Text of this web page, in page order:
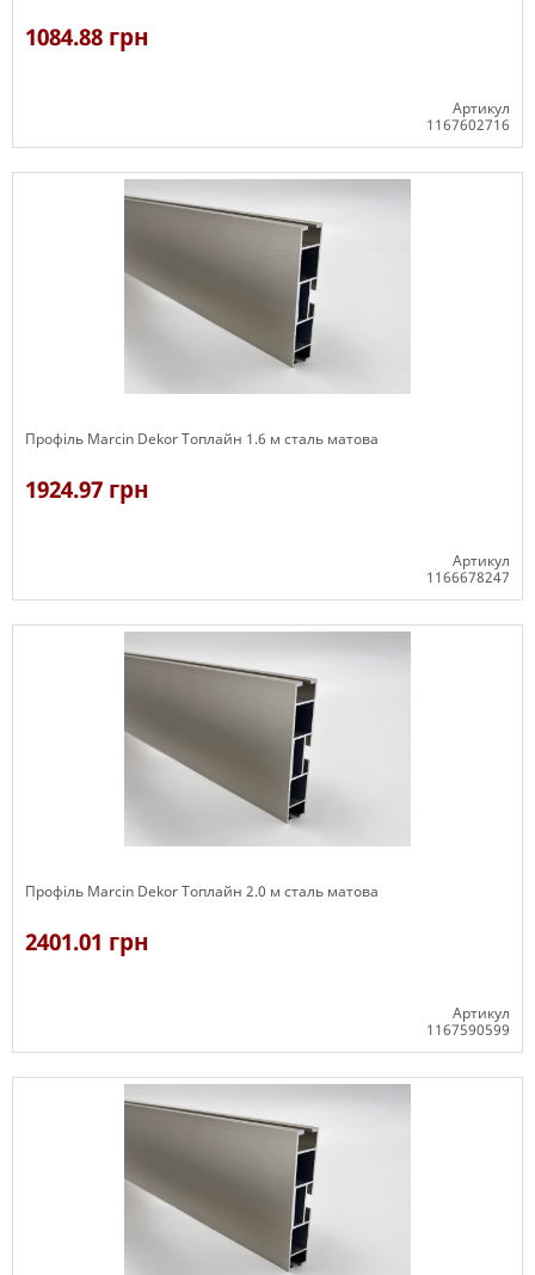
1084.88 грн
Артикул
1167602716
Профіль Marcin Dekor Топлайн 1.6 м сталь матова
1924.97 грн
Артикул
1166678247
Профіль Marcin Dekor Топлайн 2.0 м сталь матова
2401.01 грн
Артикул
1167590599